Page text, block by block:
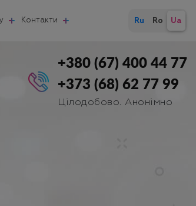
Контакти Ru Ro Ua
+380 (67) 400 44 77
+373 (68) 62 77 99
Цілодобово. Анонімно